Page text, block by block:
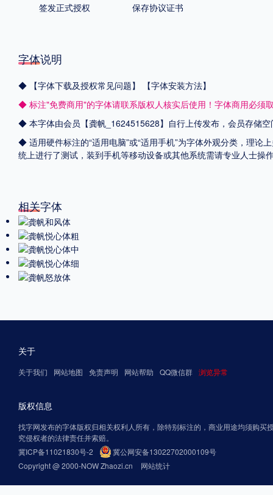
签发正式授权
保存协议证书
字体说明
◆ 【字体下载及授权常见问题】
【字体安装方法】
◆ 标注"免费商用"的字体请联系版权人核实后使用！字体商用必须
◆ 本字体由会员【龚帆_1624515628】自行上传发布，会员存储
◆ 适用硬件标注的“适用电脑”或“适用手机”为字体外观分类，理论
统上进行了测试，装到手机等移动设备或其他系统需请专业人士
相关字体
关于
关于我们 网站地图 免责声明 网站帮助 QQ微信群 浏览异常
版权信息
找字网发布的字体版权归相关权利人所有，除特别标注的，商业用途均须购买
究侵权者的法律责任并索赔。
冀ICP备11021830号-2
冀公网安备13022702000109号
Copyright @ 2000-NOW Zhaozi.cn
网站统计